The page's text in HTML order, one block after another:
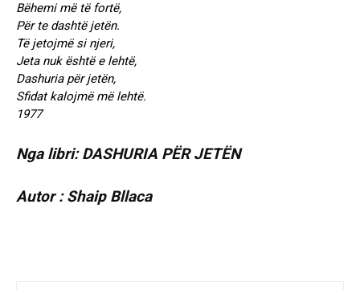
Bëhemi më të fortë,
Për te dashtë jetën.
Të jetojmë si njeri,
Jeta nuk është e lehtë,
Dashuria për jetën,
Sfidat kalojmë më lehtë.
1977
Nga libri: DASHURIA PËR JETËN
Autor : Shaip Bllaca